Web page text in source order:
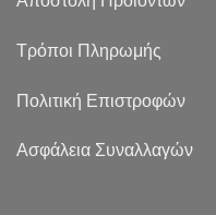
Τρόποι Πληρωμής
Πολιτική Επιστροφών
Ασφάλεια Συναλλαγών